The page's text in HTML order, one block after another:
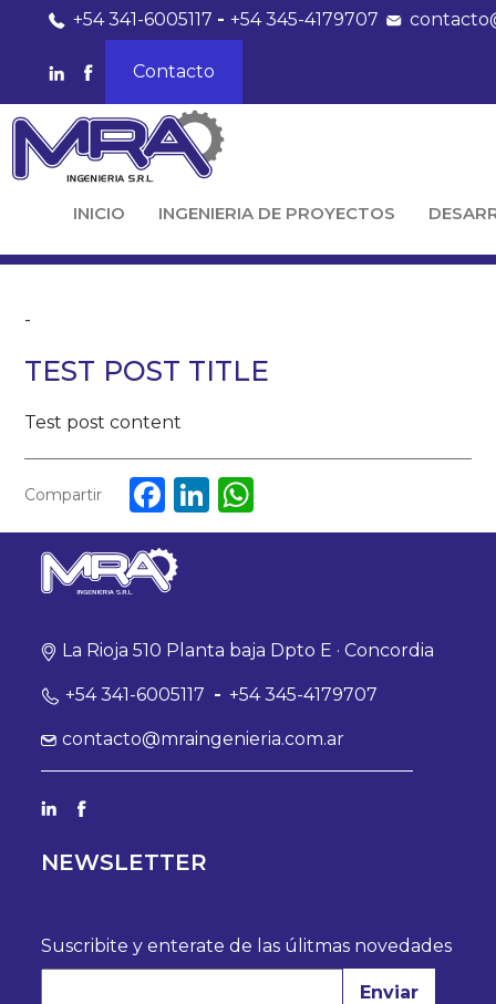
+54 341-6005117 -+54 345-4179707
Contacto
INICIO INGENIERIA DE PROYECTOS
-
TEST POST TITLE
Test post content
Compartir Facebook
LinkedIn
WhatsApp
La Rioja 510 Planta baja Dpto E · Concordia
+54 341-6005117 - +54 345-4179707
contacto@mraingenieria.com.ar
NEWSLETTER
Suscribite y enterate de las úlitmas novedades
Enviar